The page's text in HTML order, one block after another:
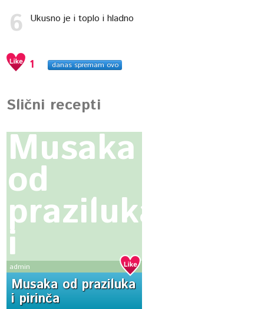
Ukusno je i toplo i hladno
1 danas spremam ovo
Slični recepti
Musaka
od
praziluka
i
pirinča
admin
Musaka od praziluka
i pirinča